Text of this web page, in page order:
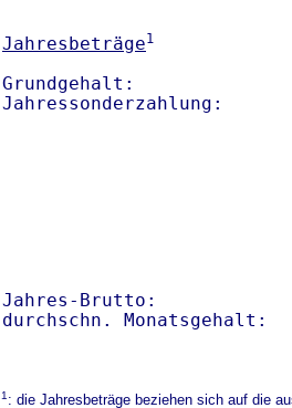
Jahresbeträge1
Grundgehalt:
Jahres-
1: die Jahresbeträge beziehen sich auf die